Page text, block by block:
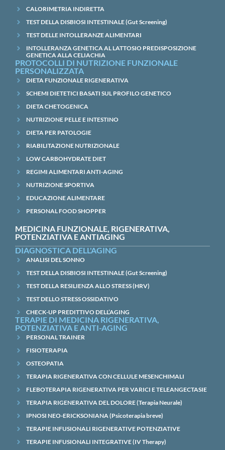
CALORIMETRIA INDIRETTA
TEST DELLA DISBIOSI INTESTINALE (Gut Screening)
TEST DELLE INTOLLERANZE ALIMENTARI
INTOLLERANZA GENETICA AL LATTOSIO PREDISPOSIZIONE
GENETICA ALLA CELIACHIA
PROTOCOLLI DI NUTRIZIONE FUNZIONALE
PERSONALIZZATA
DIETA FUNZIONALE RIGENERATIVA
SCHEMI DIETETICI BASATI SUL PROFILO GENETICO
DIETA CHETOGENICA
NUTRIZIONE PELLE E INTESTINO
DIETA PER PATOLOGIE
RIABILITAZIONE NUTRIZIONALE
LOW CARBOHYDRATE DIET
REGIMI ALIMENTARI ANTI-AGING
NUTRIZIONE SPORTIVA
EDUCAZIONE ALIMENTARE
PERSONAL FOOD SHOPPER
MEDICINA FUNZIONALE, RIGENERATIVA,
POTENZIATIVA E ANTIAGING
DIAGNOSTICA DELL'AGING
ANALISI DEL SONNO
TEST DELLA DISBIOSI INTESTINALE (Gut Screening)
TEST DELLA RESILIENZA ALLO STRESS (HRV)
TEST DELLO STRESS OSSIDATIVO
CHECK-UP PREDITTIVO DELL’AGING
TERAPIE DI MEDICINA RIGENERATIVA,
POTENZIATIVA E ANTI-AGING
PERSONAL TRAINER
FISIOTERAPIA
OSTEOPATIA
TERAPIA RIGENERATIVA CON CELLULE MESENCHIMALI
FLEBOTERAPIA RIGENERATIVA PER VARICI E TELEANGECTASIE
TERAPIA RIGENERATIVA DEL DOLORE (Terapia Neurale)
IPNOSI NEO-ERICKSONIANA (Psicoterapia breve)
TERAPIE INFUSIONALI RIGENERATIVE POTENZIATIVE
TERAPIE INFUSIONALI INTEGRATIVE (IV Therapy)